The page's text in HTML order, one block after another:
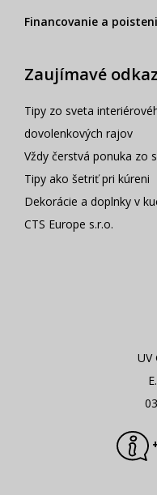
Financovanie a
Zaujímavé
Tipy zo sveta
dovolenkových rajov
Vždy čerstvá ponuka zo
Tipy ako šetriť pri kúreni
Dekorácie a doplnky v
CTS Europe s.r.o.
UV